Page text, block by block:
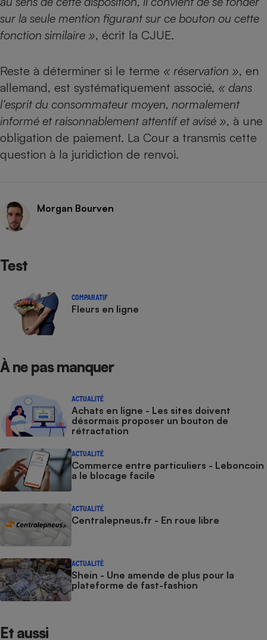
sur la seule mention figurant sur ce bouton ou cette
fonction similaire », écrit la CJUE.
Reste à déterminer si le terme « réservation », en
allemand, est systématiquement associé, « dans
l’esprit du consommateur moyen, normalement
informé et raisonnablement attentif et avisé », à une
obligation de paiement. La Cour a transmis cette
question à la juridiction de renvoi.
Morgan Bourven
Test
COMPARATIF
Fleurs en ligne
À ne pas manquer
ACTUALITÉ
Achats en ligne - Les sites doivent
désormais proposer un bouton de
rétractation
ACTUALITÉ
Commerce entre particuliers - Leboncoin
a le blocage facile
ACTUALITÉ
Centralepneus.fr - En roue libre
ACTUALITÉ
Shein - Une amende de plus pour la
plateforme de fast-fashion
Et aussi